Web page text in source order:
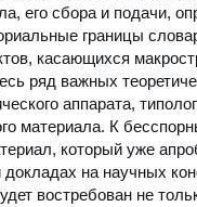
его сбора и подачи,
границы
касающихся
ряд важных
аппарата,
материала. К
который уже
докладах на научных
востребован не